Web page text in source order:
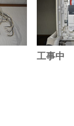
工事中